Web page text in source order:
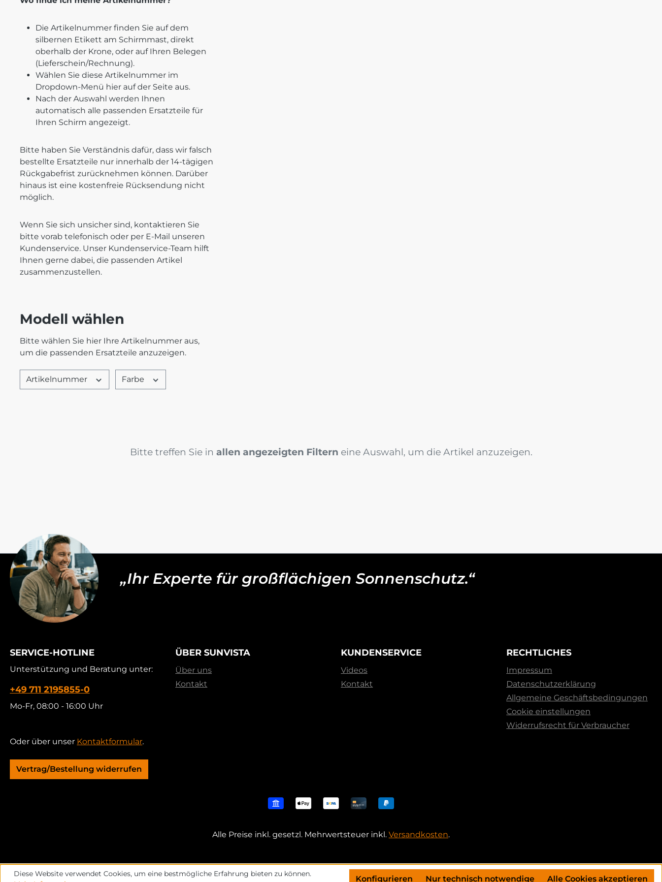
Die Artikelnummer finden Sie auf dem
silbernen Etikett am Schirmmast, direkt
oberhalb der Krone, oder auf Ihren Belegen
(Lieferschein/Rechnung).
Wählen Sie diese Artikelnummer im
Dropdown-Menü hier auf der Seite aus.
Nach der Auswahl werden Ihnen
automatisch alle passenden Ersatzteile für
Ihren Schirm angezeigt.
Bitte haben Sie Verständnis dafür, dass wir falsch
bestellte Ersatzteile nur innerhalb der 14-tägigen
Rückgabefrist zurücknehmen können. Darüber
hinaus ist eine kostenfreie Rücksendung nicht
möglich.
Wenn Sie sich unsicher sind, kontaktieren Sie
bitte vorab telefonisch oder per E-Mail unseren
Kundenservice. Unser Kundenservice-Team hilft
Ihnen gerne dabei, die passenden Artikel
zusammenzustellen.
Modell wählen
Bitte wählen Sie hier Ihre Artikelnummer aus,
um die passenden Ersatzteile anzuzeigen.
Artikelnummer Farbe
Bitte treffen Sie in allen angezeigten Filtern eine Auswahl, um die Artikel anzuzeigen.
„Ihr Experte für großflächigen Sonnenschutz.“
SERVICE-HOTLINE
Unterstützung und Beratung unter:
+49 711 2195855-0
Mo-Fr, 08:00 - 16:00 Uhr
Oder über unser Kontaktformular.
Vertrag/Bestellung widerrufen
ÜBER SUNVISTA
Über uns
Kontakt
KUNDENSERVICE
Videos
Kontakt
RECHTLICHES
Impressum
Datenschutzerklärung
Allgemeine Geschäftsbedingungen
Cookie einstellungen
Widerrufsrecht für Verbraucher
Alle Preise inkl. gesetzl. Mehrwertsteuer inkl. Versandkosten.
Diese Website verwendet Cookies, um eine bestmögliche Erfahrung bieten zu können.
Nur technisch notwendige
Konfigurieren Alle Cookies akzeptieren